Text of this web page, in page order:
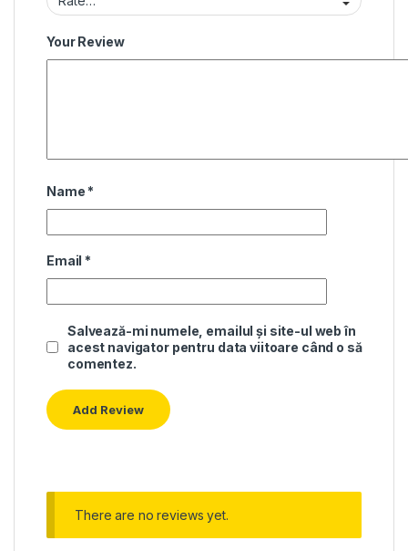
Your Review
Name *
Email *
Salvează-mi numele, emailul și site-ul web în
acest navigator pentru data viitoare când o să
comentez.
There are no reviews yet.